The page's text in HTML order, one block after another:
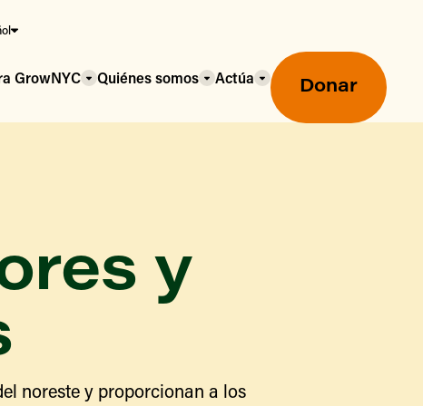
Uso de SNAP y beneficios
GrowNYC Quiénes somos Actúa Donar
y
noreste y proporcionan a los